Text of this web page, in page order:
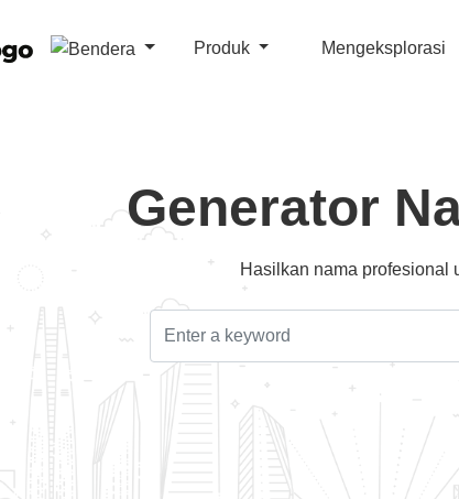
Produk Mengeksplorasi
Generator
Hasilkan nama profesional